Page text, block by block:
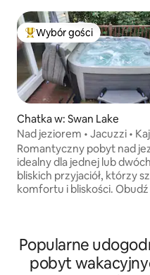
Najpopularniejsze z
Wybór gości
Chatka w: Swan Lake
Nad jeziorem • Jacuzzi •
Palenisko • Wędkowanie
Romantyczny pobyt nad
idealny dla jednej lub
bliskich przyjaciół, którzy
komfortu i bliskości.
trzaskającym palenisku z
drewnem opałowym.
przestrzenią, w pełni
Popularne
pobyt